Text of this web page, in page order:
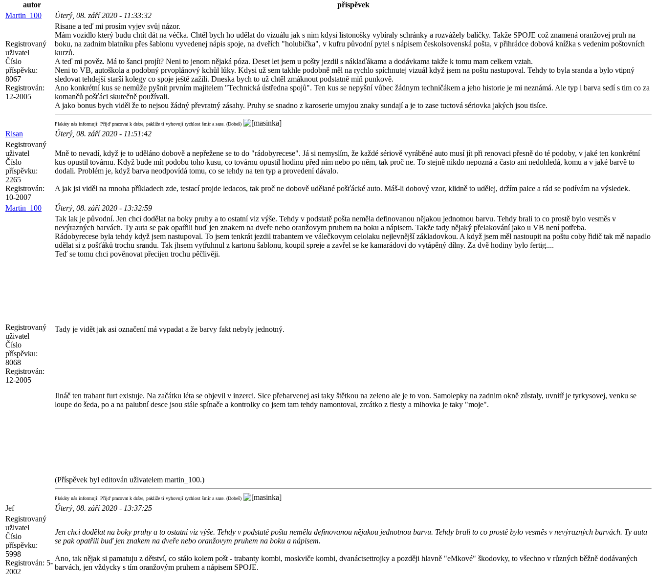
autor
příspěvek
Martin_100
Úterý, 08. září 2020 - 11:33:32
Registrovaný
uživatel
Číslo
příspěvku:
8067
Registrován:
12-2005
Risane a teď mi prosím vyjev svůj názor.
Mám vozidlo který budu chtít dát na véčka. Chtěl bych ho udělat do vizuálu jak s nim kdysi listonošky vybíraly schránky a rozvážely balíčky. Takže SPOJE což znamená oranžovej pruh na
boku, na zadnim blatníku přes šablonu vyvedenej nápis spoje, na dveřích "holubička", v kufru původní pytel s nápisem českolsovenská pošta, v přihrádce dobová knížka s vedenim poštovních
kurzů.
A teď mi pověz. Má to šanci projít? Neni to jenom nějaká póza. Deset let jsem u pošty jezdil s náklaďákama a dodávkama takže k tomu mam celkem vztah.
Neni to VB, autoškola a podobný prvoplánový kchůl lůky. Kdysi už sem takhle podobně měl na rychlo spíchnutej vizuál když jsem na poštu nastupoval. Tehdy to byla sranda a bylo vtipný
sledovat tehdejší starší kolegy co spoje ještě zažili. Dneska bych to už chtěl zmáknout podstatně míň punkově.
Ano konkrétní kus se nemůže pyšnit prvním majitelem "Technická ústředna spojů". Ten kus se nepyšní vůbec žádnym techničákem a jeho historie je mi neznámá. Ale typ i barva sedí s tim co za
komančů pošťáci skutečně používali.
A jako bonus bych viděl že to nejsou žádný převratný zásahy. Pruhy se snadno z karoserie umyjou znaky sundají a je to zase tuctová sériovka jakých jsou tisíce.
Plakáty nás informují: Přijď pracovat k dráze, pakliže ti vyhovují rychlost šmír a saze. (Dobeš)
Risan
Úterý, 08. září 2020 - 11:51:42
Registrovaný
uživatel
Číslo
příspěvku:
2265
Registrován:
10-2007
Mně to nevadí, když je to uděláno dobově a nepřežene se to do "rádobyrecese". Já si nemyslím, že každé sériově vyráběné auto musí jít při renovaci přesně do té podoby, v jaké ten konkrétní
kus opustil továrnu. Když bude mít podobu toho kusu, co továrnu opustil hodinu před ním nebo po něm, tak proč ne. To stejně nikdo nepozná a často ani nedohledá, komu a v jaké barvě to
dodali. Problém je, když barva neodpovídá tomu, co se tehdy na ten typ a provedení dávalo.
A jak jsi viděl na mnoha příkladech zde, testací projde ledacos, tak proč ne dobově udělané pošťácké auto. Máš-li dobový vzor, klidně to udělej, držím palce a rád se podívám na výsledek.
Martin_100 Úterý, 08. září 2020 - 13:32:59
Registrovaný
uživatel
Číslo
příspěvku:
8068
Registrován:
12-2005
Tak lak je původní. Jen chci dodělat na boky pruhy a to ostatní viz výše. Tehdy v podstatě pošta neměla definovanou nějakou jednotnou barvu. Tehdy brali to co prostě bylo vesměs v
nevýrazných barvách. Ty auta se pak opatřili buď jen znakem na dveře nebo oranžovym pruhem na boku a nápisem. Takže tady nějaký přelakování jako u VB není potřeba.
Rádobyrecese byla tehdy když jsem nastupoval. To jsem tenkrát jezdil trabantem ve válečkovym celolaku nejlevnější základovkou. A když jsem měl nastoupit na poštu coby řidič tak mě napadlo
udělat si z pošťáků trochu srandu. Tak jhsem vytřuhnul z kartonu šablonu, koupil spreje a zavřel se ke kamarádovi do vytápěný dílny. Za dvě hodiny bylo fertig....
Teď se tomu chci pověnovat přecijen trochu pěčlivěji.
Tady je vidět jak asi označení má vypadat a že barvy fakt nebyly jednotný.
Jináč ten trabant furt existuje. Na začátku léta se objevil v inzerci. Sice přebarvenej asi taky štětkou na zeleno ale je to von. Samolepky na zadnim okně zůstaly, uvnitř je tyrkysovej, venku se
loupe do šeda, po a na palubní desce jsou stále spínače a kontrolky co jsem tam tehdy namontoval, zrcátko z fiesty a mlhovka je taky "moje".
(Příspěvek byl editován uživatelem martin_100.)
Plakáty nás informují: Přijď pracovat k dráze, pakliže ti vyhovují rychlost šmír a saze. (Dobeš)
Jef
Úterý, 08. září 2020 - 13:37:25
Registrovaný
uživatel
Číslo
příspěvku:
5998
Registrován: 5-
2002
Jen chci dodělat na boky pruhy a to ostatní viz výše. Tehdy v podstatě pošta neměla definovanou nějakou jednotnou barvu. Tehdy brali to co prostě bylo vesměs v nevýrazných barvách. Ty auta
se pak opatřili buď jen znakem na dveře nebo oranžovym pruhem na boku a nápisem.
Ano, tak nějak si pamatuju z dětství, co stálo kolem pošt - trabanty kombi, moskviče kombi, dvanáctsettrojky a později hlavně "eMkové" škodovky, to všechno v různých běžně dodávaných
barvách, jen vždycky s tím oranžovým pruhem a nápisem SPOJE.